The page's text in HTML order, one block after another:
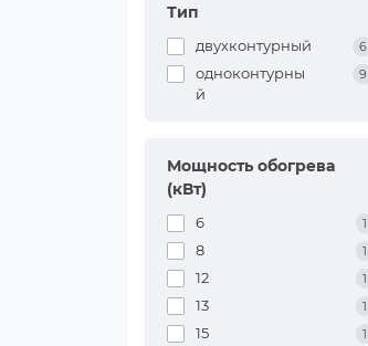
Тип
двухконтурный 6
одноконтурны
й
9
Мощность обогрева
(кВт)
6 1
8 1
12 1
13 1
15 1